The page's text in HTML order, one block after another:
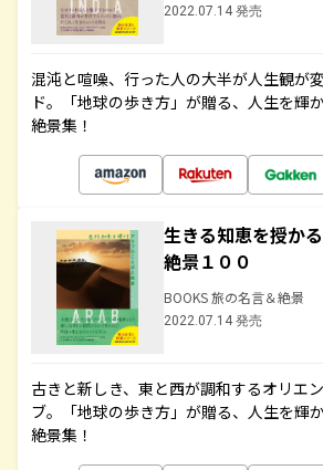
2022.07.14 発売
混沌と喧噪、行った人の大半が人生観が
ド。「地球の歩き方」が贈る、人生を輝
絶景集！
生きる知恵を授か
絶景１００
BOOKS 旅の名言＆絶景
2022.07.14 発売
古きと新しき、東と西が調和するオリエ
ブ。「地球の歩き方」が贈る、人生を輝
絶景集！